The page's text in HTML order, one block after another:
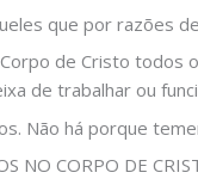
que por razões
Corpo de Cristo
de trabalhar ou
Não há porque
NO CORPO DE